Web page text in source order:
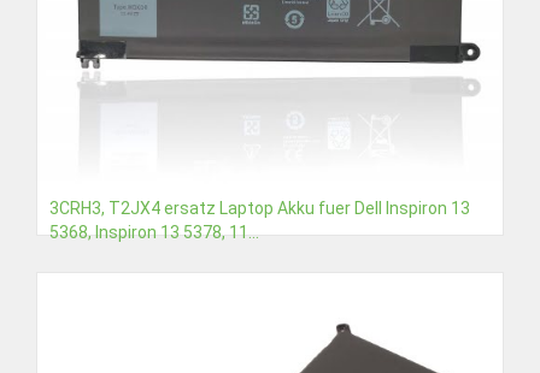
3CRH3, T2JX4 ersatz Laptop Akku fuer Dell Inspiron 13
5368, Inspiron 13 5378, 11...
In den Warenkorb